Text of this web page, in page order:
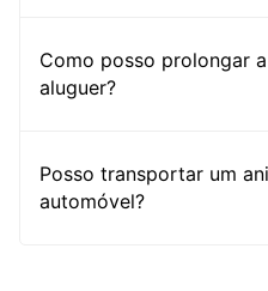
Como posso prolongar
aluguer?
Posso transportar um
automóvel?